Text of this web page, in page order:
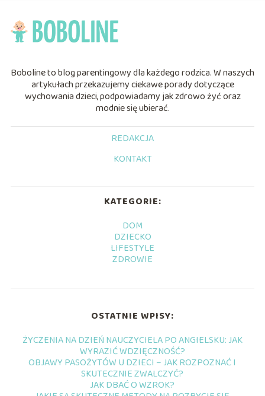
Boboline to blog parentingowy dla każdego rodzica. W naszych
artykułach przekazujemy ciekawe porady dotyczące
wychowania dzieci, podpowiadamy jak zdrowo żyć oraz
modnie się ubierać.
REDAKCJA
KONTAKT
KATEGORIE:
DOM
DZIECKO
LIFESTYLE
ZDROWIE
OSTATNIE WPISY:
ŻYCZENIA NA DZIEŃ NAUCZYCIELA PO ANGIELSKU: JAK
WYRAZIĆ WDZIĘCZNOŚĆ?
OBJAWY PASOŻYTÓW U DZIECI – JAK ROZPOZNAĆ I
SKUTECZNIE ZWALCZYĆ?
JAK DBAĆ O WZROK?